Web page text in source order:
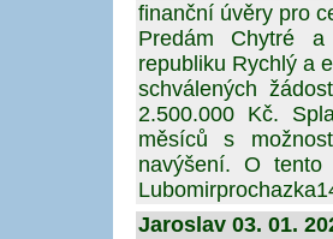
finanční úvěry pro
Predám Chytré
republiku Rychlý a
schválených
2.500.000 Kč.
měsíců s
navýšení. O
Jaroslav 03. 01.